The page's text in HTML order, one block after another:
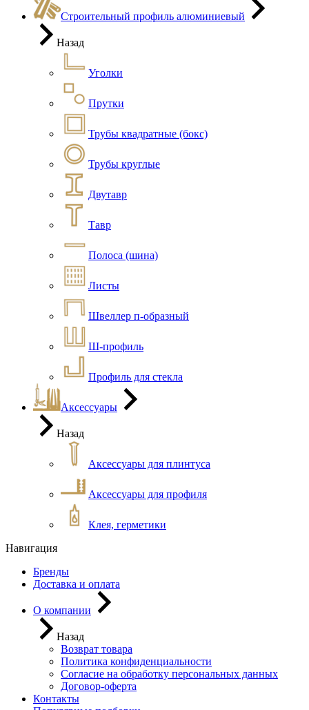
Строительный профиль алюминиевый
Назад
Уголки
Прутки
Трубы квадратные (бокс)
Трубы круглые
Двутавр
Тавр
Полоса (шина)
Листы
Швеллер п-образный
Ш-профиль
Профиль для стекла
Аксессуары
Назад
Аксессуары для плинтуса
Аксессуары для профиля
Клея, герметики
Навигация
Бренды
Доставка и оплата
О компании
Назад
Возврат товара
Политика конфиденциальности
Согласие на обработку персональных данных
Договор-оферта
Контакты